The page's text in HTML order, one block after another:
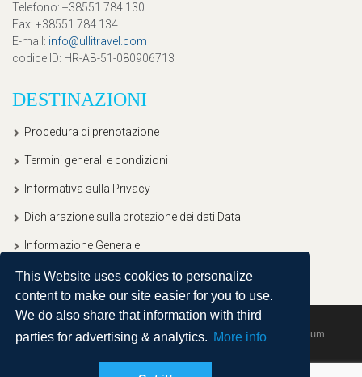
This Website uses cookies to personalize
content to make our site easier for you to use.
We do also share that information with third
parties for advertising & analytics. More info
Telefono: +38551 784 130
Fax: +38551 784 134
E-mail : info@ullitravel.com
codice ID: HR-AB-51-080906713
DESTINAZIONI
Procedura di prenotazione
Termini generali e condizioni
Informativa sulla Privacy
Dichiarazione sulla protezione dei dati Data
Informazione Generale
Copyright © 2020, Ullitravel |Sitemap| Powered by Agendum